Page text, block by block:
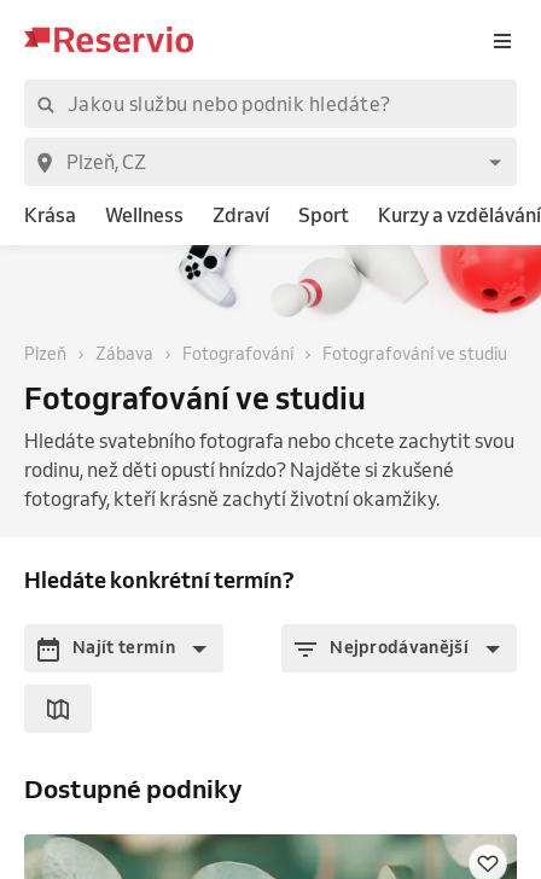
Krása Wellness Zdraví Sport Kurzy a vzdělávání
Plzeň Zábava Fotografování Fotografování ve studiu
Fotografování ve studiu
Hledáte svatebního fotografa nebo chcete zachytit svou
rodinu, než děti opustí hnízdo? Najděte si zkušené
fotografy, kteří krásně zachytí životní okamžiky.
Hledáte konkrétní termín?
Najít termín Nejprodávanější
Dostupné podniky